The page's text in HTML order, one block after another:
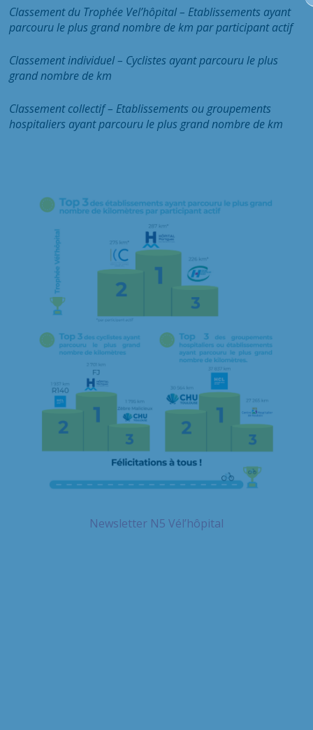
Classement du Trophée Vel’hôpital – Etablissements ayant
parcouru le plus grand nombre de kmpar participant actif
Classement individuel – Cyclistes ayant parcouru le plus
grand nombre de km
Classement collectif – Etablissements ou groupements
hospitaliers ayant parcouru le plus grand nombre de km
Newsletter N5 Vél’hôpital